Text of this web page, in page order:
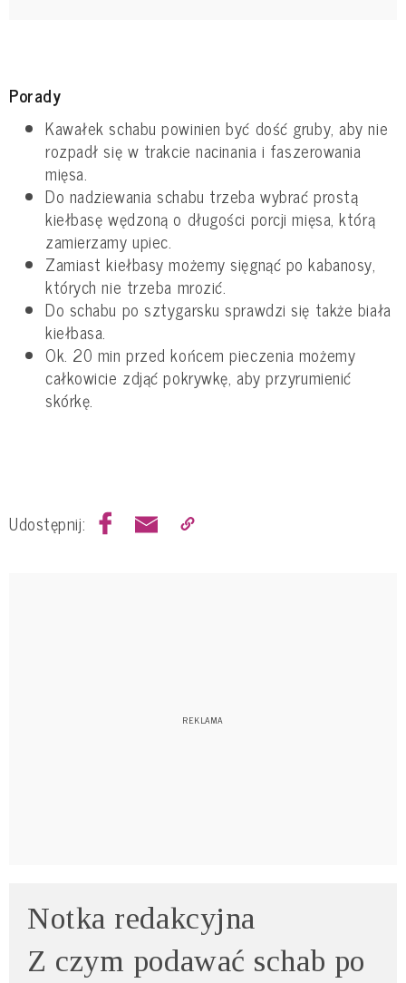
Porady
Kawałek schabu powinien być dość gruby, aby nie
rozpadł się w trakcie nacinania i faszerowania
mięsa.
Do nadziewania schabu trzeba wybrać prostą
kiełbasę wędzoną o długości porcji mięsa, którą
zamierzamy upiec.
Zamiast kiełbasy możemy sięgnąć po kabanosy,
których nie trzeba mrozić.
Do schabu po sztygarsku sprawdzi się także biała
kiełbasa.
Ok. 20 min przed końcem pieczenia możemy
całkowicie zdjąć pokrywkę, aby przyrumienić
skórkę.
Udostępnij:
Notka redakcyjna
Z czym podawać schab po